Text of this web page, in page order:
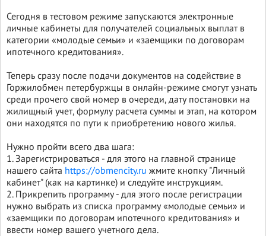
Сегодня в тестовом режиме запускаются электронные
личные кабинеты для получателей социальных выплат в
категории «молодые семьи» и «заемщики по договорам
ипотечного кредитования».
Теперь сразу после подачи документов на содействие в
Горжилобмен петербуржцы в онлайн-режиме смогут узнать
среди прочего свой номер в очереди, дату постановки на
жилищный учет, формулу расчета суммы и этап, на котором
они находятся по пути к приобретению нового жилья.
Нужно пройти всего два шага:
1. Зарегистрироваться - для этого на главной странице
нашего сайта https://obmencity.ru жмите кнопку "Личный
кабинет" (как на картинке) и следуйте инструкциям.
2. Прикрепить программу - для этого после регистрации
нужно выбрать из списка программу «молодые семьи» и
«заемщики по договорам ипотечного кредитования» и
ввести номер вашего учетного дела.